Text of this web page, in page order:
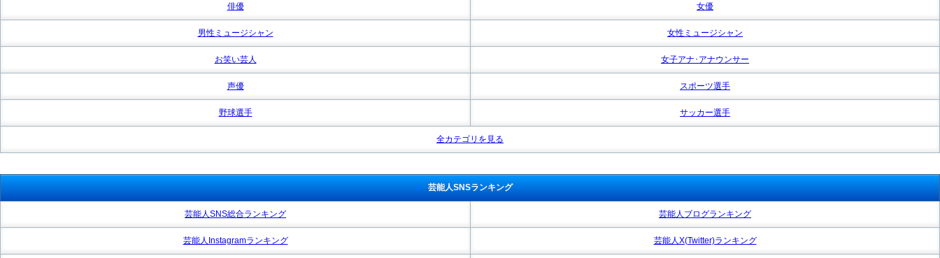
俳優 女優
男性ミュージシャン 女性ミュージシャン
お笑い芸人 女子アナ･アナウンサー
声優 スポーツ選手
野球選手 サッカー選手
全カテゴリを見る
芸能人SNSランキング
芸能人SNS総合ランキング 芸能人ブログランキング
芸能人Instagramランキング 芸能人X(Twitter)ランキング